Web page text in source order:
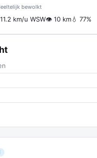
bewolkt
km/u WSW👁 10 km💧 77%